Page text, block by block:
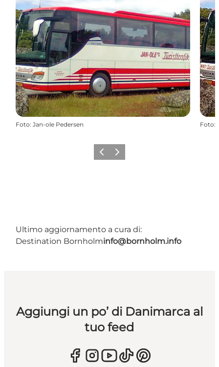
Foto: Jan-ole Pedersen Foto:
Precedente
Avanti
Ultimo aggiornamento a cura di:
Destination Bornholminfo@bornholm.info
Aggiungi un po’ di Danimarca al
tuo feed